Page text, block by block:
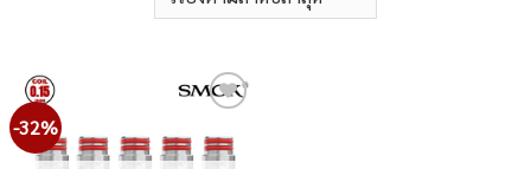
-32%
to
wishlist